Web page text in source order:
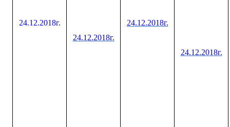
24.12.2018г.
24.12.2018г.
24.12.2018г.
24.12.2018г.